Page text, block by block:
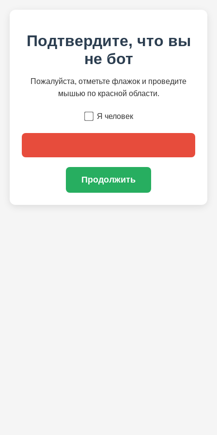
Подтвердите, что вы
не бот
Пожалуйста, отметьте флажок и проведите
мышью по красной области.
Я человек
Продолжить